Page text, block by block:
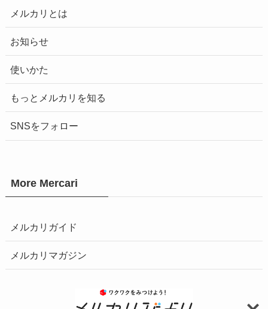
メルカリとは
お知らせ
使いかた
もっとメルカリを知る
SNSをフォロー
More Mercari
メルカリガイド
メルカリマガジン